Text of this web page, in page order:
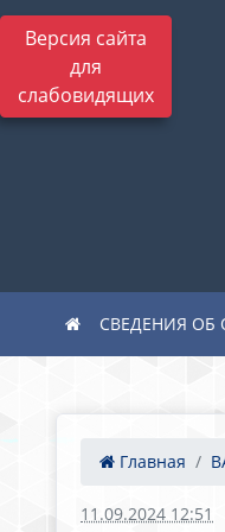
Версия сайта
для
слабовидящих
СВЕДЕНИЯ ОБ
Главная
11.09.2024 12:51